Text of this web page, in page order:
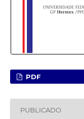
PDF
PUBLICADO